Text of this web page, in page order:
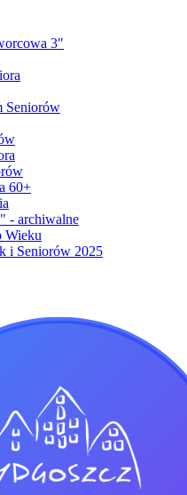
3"
Seniorów
60+
- archiwalne
Wieku
i Seniorów 2025